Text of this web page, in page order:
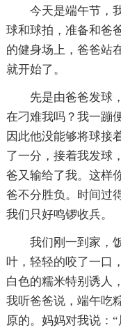
今天是端午节，
球和球拍，准备和爸
的健身场上，爸爸站
就开始了。
先是由爸爸发球
在刁难我吗？我一蹦
因此他没能够将球接
了一分，接着我发球
爸又输给了我。这样
爸不分胜负。时间过
我们只好鸣锣收兵。
我们刚一到家，
叶，轻轻的咬了一口
白色的糯米特别诱人
我听爸爸说，端午吃
原的。妈妈对我说：